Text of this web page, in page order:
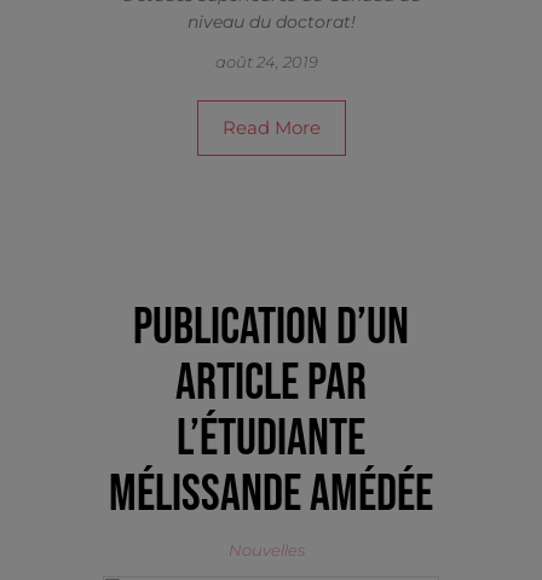
niveau du doctorat!
août 24, 2019
Read More
Publication d’un
article par
l’étudiante
Mélissande Amédée
Nouvelles